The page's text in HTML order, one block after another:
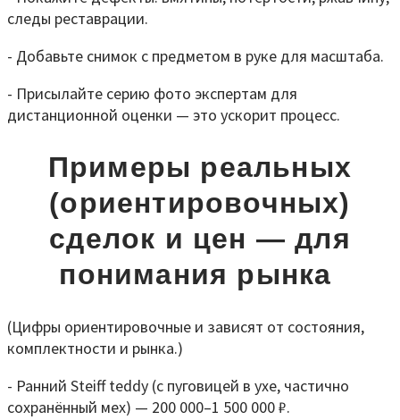
следы реставрации.
- Добавьте снимок с предметом в руке для масштаба.
- Присылайте серию фото экспертам для
дистанционной оценки — это ускорит процесс.
Примеры реальных
(ориентировочных)
сделок и цен — для
понимания рынка
(Цифры ориентировочные и зависят от состояния,
комплектности и рынка.)
- Ранний Steiff teddy (с пуговицей в ухе, частично
сохранённый мех) — 200 000–1 500 000 ₽.